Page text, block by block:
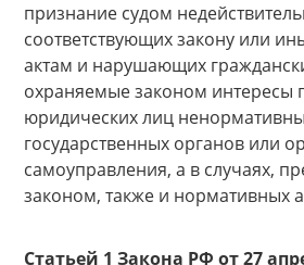
признание судом
соответствующих закону или
актам и нарушающих
охраняемые законом интересы
юридических лиц
государственных органов или
самоуправления, а в случаях,
законом, также и нормативных
Статьей 1 Закона РФ от 27